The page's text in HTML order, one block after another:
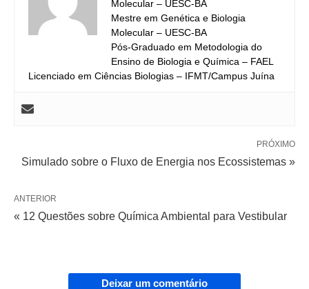
Molecular – UESC-BA
Mestre em Genética e Biologia
Molecular – UESC-BA
Pós-Graduado em Metodologia do
Ensino de Biologia e Química – FAEL
Licenciado em Ciências Biologias – IFMT/Campus Juína
PRÓXIMO
Simulado sobre o Fluxo de Energia nos Ecossistemas »
ANTERIOR
« 12 Questões sobre Química Ambiental para Vestibular
Deixar um comentário